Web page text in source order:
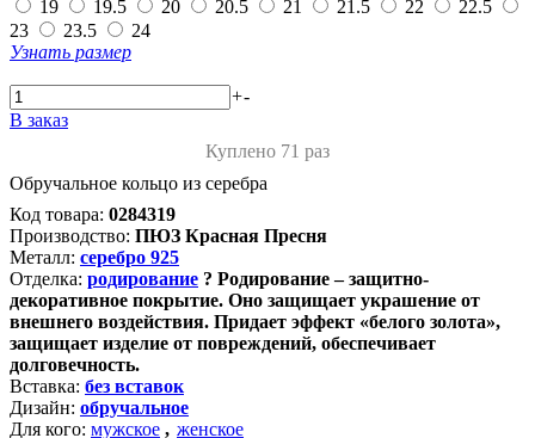
19 19.5 20 20.5 21 21.5 22
22.5
23
23.5
24
Узнать размер
+-
В заказ
Куплено 71 раз
Обручальное кольцо из серебра
Код товара: 0284319
Производство: ПЮЗ Красная Пресня
Металл: серебро 925
Отделка: родирование ? Родирование – защитно-
декоративное покрытие. Оно защищает украшение от
внешнего воздействия. Придает эффект «белого золота»,
защищает изделие от повреждений, обеспечивает
долговечность.
Вставка: без вставок
Дизайн: обручальное
Для кого: мужское , женское